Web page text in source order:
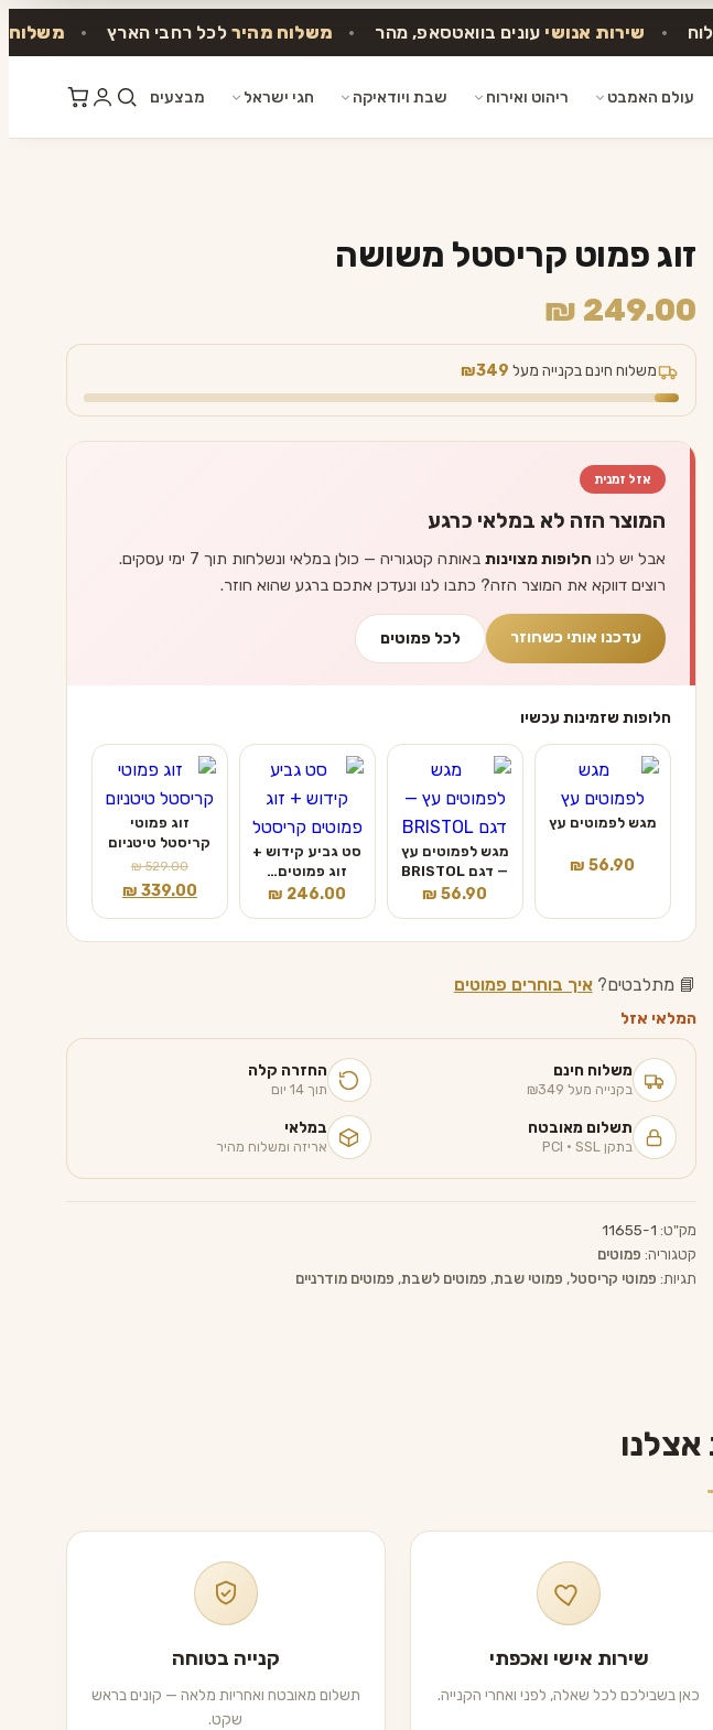
• שירות אנושי עונים בוואטסאפ, מהר • משלוח מהיר לכל רחבי הארץ • משלוח
עולם האמבט ריהוט ואירוח שבת ויודאיקה חגי ישראל מבצעים
זוג פמוט קריסטל משושה
₪ 249.00
משלוח חינם בקנייה מעל ₪349
אזל זמנית
המוצר הזה לא במלאי כרגע
אבל יש לנו חלופות מצוינות
באותה קטגוריה — כולן במלאי ונשלחות תוך 7 ימי עסקים.
רוצים דווקא את המוצר הזה? כתבו לנו ונעדכן אתכם ברגע שהוא חוזר.
עדכנו אותי כשחוזר לכל פמוטים
חלופות שזמינות עכשיו
מגש לפמוטים עץ
₪ 56.90
מגש לפמוטים עץ
— דגם BRISTOL
₪ 56.90
סט גביע קידוש +
זוג פמוטים…
₪ 246.00
זוג פמוטי
קריסטל טיטניום
₪529.00
המחיר
המקורי
היה:
₪ 339.00
המחיר
הנוכחי
הוא:
📘 מתלבטים?איך בוחרים פמוטים
המלאי אזל
משלוח חינם
בקנייה מעל ₪349
החזרה קלה
תוך 14 יום
תשלום מאובטח
בתקן PCI · SSL
במלאי
אריזה ומשלוח מהיר
מק"ט: 11655-1
קטגוריה: פמוטים
תגיות: פמוטי קריסטל, פמוטי שבת, פמוטים לשבת, פמוטים מודרניים
שירות אישי ואכפתי
כאן בשבילכם לכל שאלה, לפני ואחרי הקנייה.
קנייה בטוחה
תשלום מאובטח ואחריות מלאה — קונים בראש
שקט.